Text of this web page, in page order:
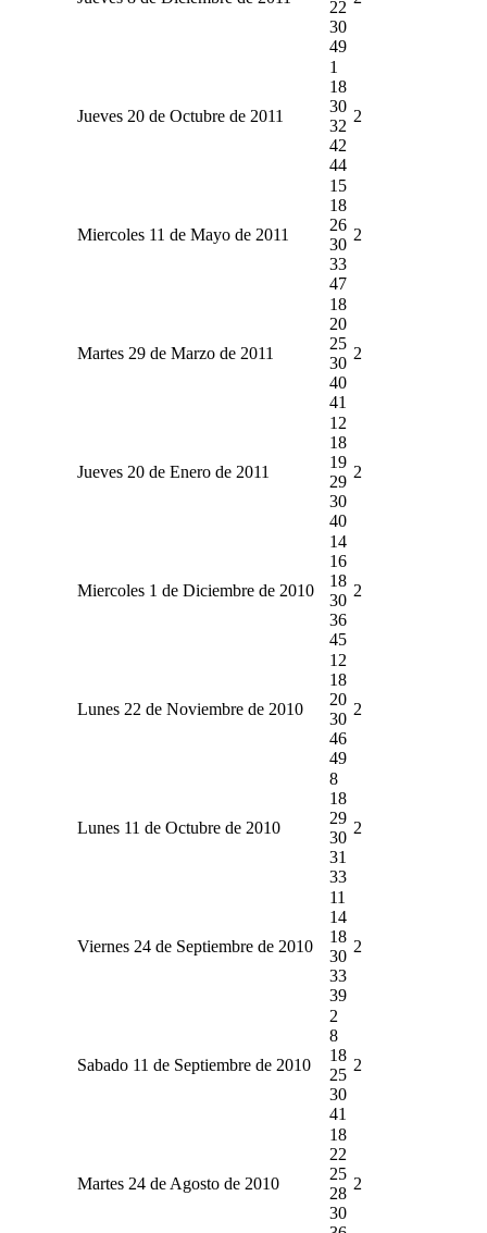
22
30
49
Jueves 20 de Octubre de 2011
1
18
30
32
42
44
2
Miercoles 11 de Mayo de 2011
15
18
26
30
33
47
2
Martes 29 de Marzo de 2011
18
20
25
30
40
41
2
Jueves 20 de Enero de 2011
12
18
19
29
30
40
2
Miercoles 1 de Diciembre de 2010
14
16
18
30
36
45
2
Lunes 22 de Noviembre de 2010
12
18
20
30
46
49
2
Lunes 11 de Octubre de 2010
8
18
29
30
31
33
2
Viernes 24 de Septiembre de 2010
11
14
18
30
33
39
2
Sabado 11 de Septiembre de 2010
2
8
18
25
30
41
2
Martes 24 de Agosto de 2010
18
22
25
28
30
2